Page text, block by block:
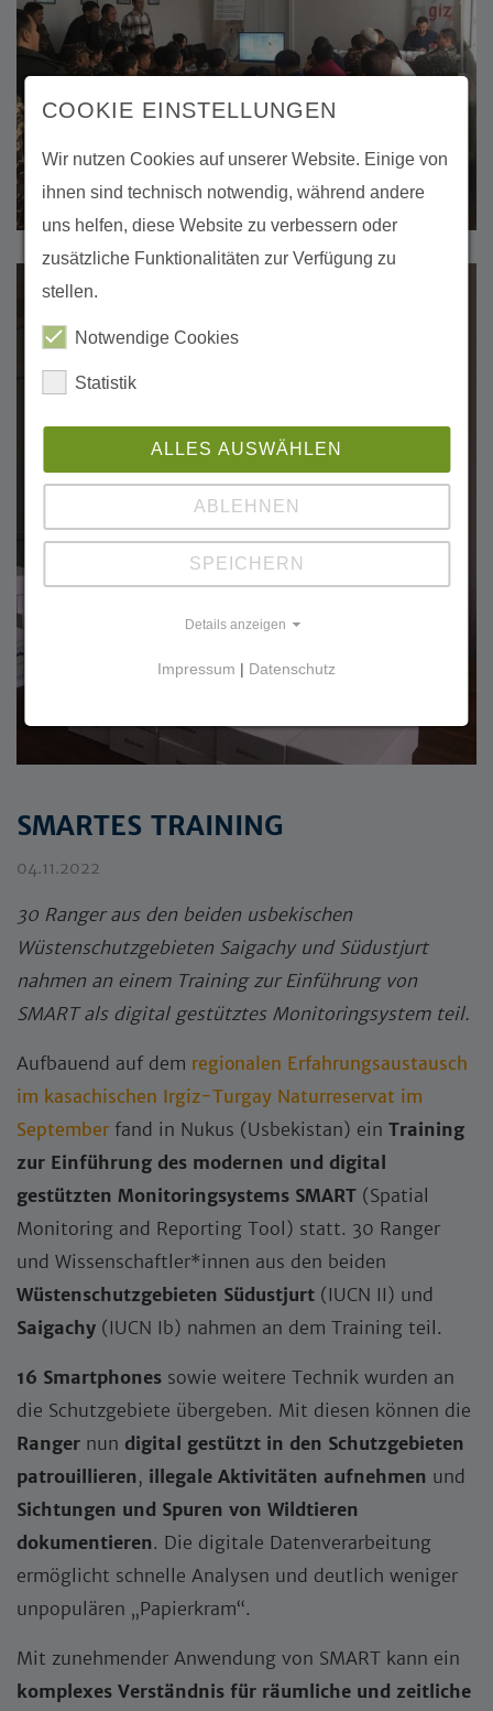
SMARTES TRAINING
04.11.2022
30 Ranger aus den beiden usbekischen
Wüstenschutzgebieten Saigachy und Südustjurt
nahmen an einem Training zur Einführung von
SMART als digital gestütztes Monitoringsystem teil.
Aufbauend auf dem regionalen Erfahrungsaustausch
im kasachischen Irgiz-Turgay Naturreservat im
September fand in Nukus (Usbekistan) ein Training
zur Einführung des modernen und digital
gestützten Monitoringsystems SMART (Spatial
Monitoring and Reporting Tool) statt. 30 Ranger
und Wissenschaftler*innen aus den beiden
Wüstenschutzgebieten Südustjurt (IUCN II) und
Saigachy (IUCN Ib) nahmen an dem Training teil.
16 Smartphones sowie weitere Technik wurden an
die Schutzgebiete übergeben. Mit diesen können die
Ranger nun digital gestützt in den Schutzgebieten
patrouillieren, illegale Aktivitäten aufnehmen und
Sichtungen und Spuren von Wildtieren
dokumentieren. Die digitale Datenverarbeitung
ermöglicht schnelle Analysen und deutlich weniger
unpopulären „Papierkram“.
Mit zunehmender Anwendung von SMART kann ein
komplexes Verständnis für räumliche und zeitliche
COOKIE EINSTELLUNGEN
Wir nutzen Cookies auf unserer Website. Einige von
ihnen sind technisch notwendig, während andere
uns helfen, diese Website zu verbessern oder
zusätzliche Funktionalitäten zur Verfügung zu
stellen.
Notwendige Cookies
Statistik
ALLES AUSWÄHLEN
ABLEHNEN
SPEICHERN
Details anzeigen
Impressum | Datenschutz